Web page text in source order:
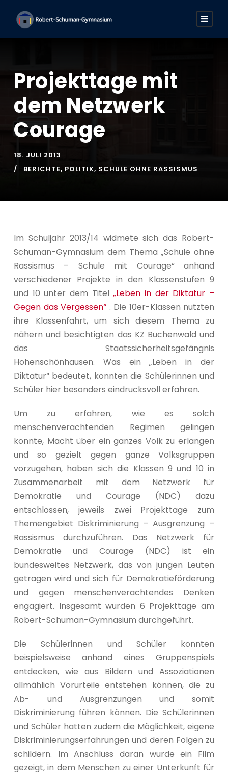
Projekttage mit
dem Netzwerk
Courage
18. JULI 2013
BERICHTE, POLITIK, SCHULE OHNE RASSISMUS
Im Schuljahr 2013/14 widmete sich das Robert-
Schuman-Gymnasium dem Thema „Schule ohne
Rassismus – Schule mit Courage“ anhand
verschiedener Projekte in den Klassenstufen 9
und 10 unter dem Titel„Leben in der Diktatur –
Gegen das Vergessen“ . Die 10er-Klassen nutzten
ihre Klassenfahrt, um sich diesem Thema zu
nähern und besichtigten das KZ Buchenwald und
das Staatssicherheitsgefängnis
Hohenschönhausen. Was ein „Leben in der
Diktatur“ bedeutet, konnten die Schülerinnen und
Schüler hier besonders eindrucksvoll erfahren.
Um zu erfahren, wie es solch
menschenverachtenden Regimen gelingen
konnte, Macht über ein ganzes Volk zu erlangen
und so gezielt gegen ganze Volksgruppen
vorzugehen, haben sich die Klassen 9 und 10 in
Zusammenarbeit mit dem Netzwerk für
Demokratie und Courage (NDC) dazu
entschlossen, jeweils zwei Projekttage zum
Themengebiet Diskriminierung – Ausgrenzung –
Rassismus durchzuführen. Das Netzwerk für
Demokratie und Courage (NDC) ist ein
bundesweites Netzwerk, das von jungen Leuten
getragen wird und sich für Demokratieförderung
und gegen menschenverachtendes Denken
engagiert. Insgesamt wurden 6 Projekttage am
Robert-Schuman-Gymnasium durchgeführt.
Die Schülerinnen und Schüler konnten
beispielsweise anhand eines Gruppenspiels
entdecken, wie aus Bildern und Assoziationen
allmählich Vorurteile entstehen können, die zu
Ab- und Ausgrenzungen und somit
Diskriminierung führen können. Die Schülerinnen
und Schüler hatten zudem die Möglichkeit, eigene
Diskriminierungserfahrungen und deren Folgen zu
schildern. Im Anschluss daran wurde ein Film
gezeigt, in dem Menschen zu einer Unterkunft für